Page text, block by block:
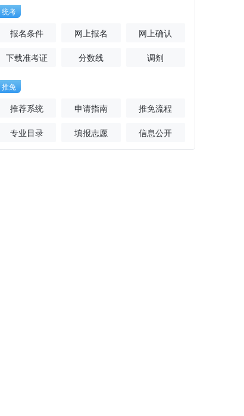
统考
报名条件 网上报名 网上确认
下载准考证 分数线 调剂
推免
推荐系统 申请指南 推免流程
专业目录 填报志愿 信息公开